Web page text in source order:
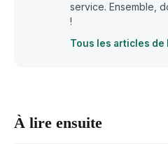
service. Ensemble,
!
Tous les articles
À lire ensuite